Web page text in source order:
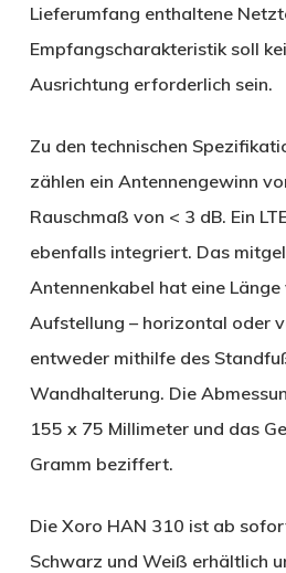
Lieferumfang enthaltene
Empfangscharakteristik soll
Ausrichtung erforderlich sein.
Zu den technischen
zählen ein Antennengewinn
Rauschmaß von < 3 dB. Ein
ebenfalls integriert. Das
Antennenkabel hat eine
Aufstellung – horizontal oder
entweder mithilfe des
Wandhalterung. Die
155 x 75 Millimeter und das
Gramm beziffert.
Die Xoro HAN 310 ist ab
Schwarz und Weiß erhältlich